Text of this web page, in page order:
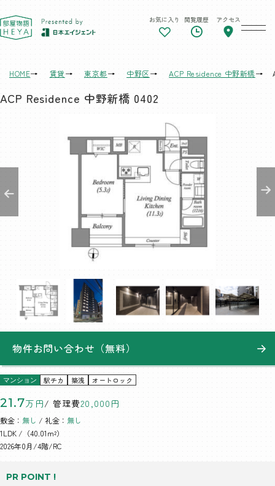
東京 部屋物語 お気に入り 閲覧履歴 アクセス
HOME 賃貸 東京都 中野区 ACP Residence 中野新橋
ACP Residence 中野新橋 0402
PR POINT !
マンション 駅チカ 築浅 オートロック
21.7万円/ 管理費20,000円
敷金： 無し / 礼金： 無し
1LDK /（40.01m²）
2026年0月/4階/RC
物件お問い合わせ（無料）